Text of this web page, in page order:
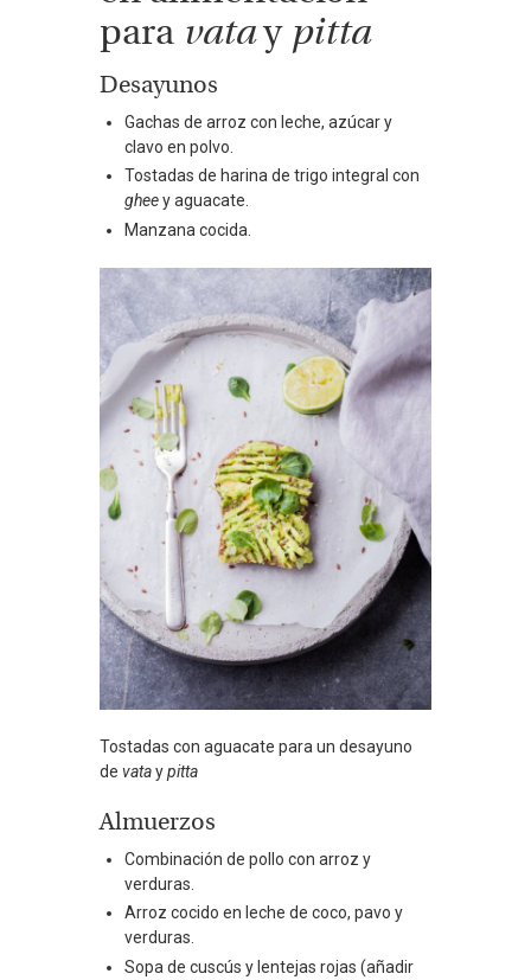
para vataypitta
Desayunos
Gachas de arroz con leche, azúcar y
clavo en polvo.
Tostadas de harina de trigo integral con
gheey aguacate.
Manzana cocida.
Tostadas con aguacate para un desayuno
de vataypitta
Almuerzos
Combinación de pollo con arroz y
verduras.
Arroz cocido en leche de coco, pavo y
verduras.
Sopa de cuscús y lentejas rojas (añadir